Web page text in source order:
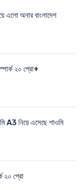
এলো অনার বাংলাদেশ
২০ প্রো+
A3 নিয়ে এসেছে শাওমি
২০ প্রো